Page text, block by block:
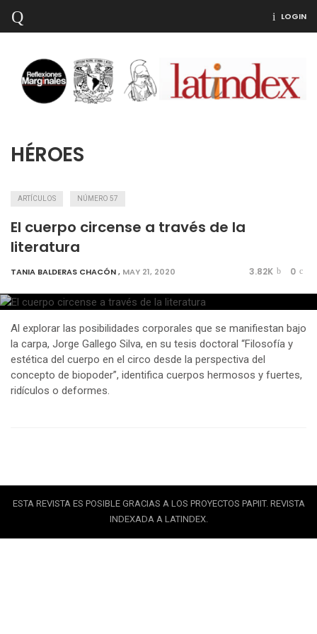
LOGIN
HÉROES
ARTÍCULOS NÚMERO 57
El cuerpo circense a través de la
literatura
TANIA BALDERAS CHACÓN, MAY 21, 2020 3.82K 0
Al explorar las posibilidades corporales que se manifiestan bajo
la carpa, Jorge Gallego Silva, en su tesis doctoral “Filosofía y
estética del cuerpo en el circo desde la perspectiva del
concepto de biopoder”, identifica cuerpos hermosos y fuertes,
ridículos o deformes.
ESTA REVISTA ES POSIBLE GRACIAS A LOS PROYECTOS PAPIIT. REVISTA
INDEXADA A LATINDEX.